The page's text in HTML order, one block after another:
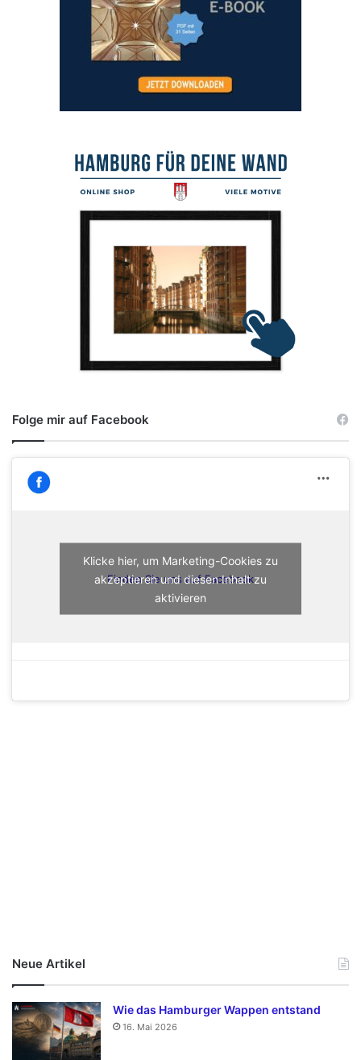
Folge mir auf Facebook
Finden Sie uns auf Facebook
Klicke hier, um Marketing-Cookies zu
akzeptieren und diesen Inhalt zu
aktivieren
Neue Artikel
Wie das Hamburger Wappen entstand
16. Mai 2026